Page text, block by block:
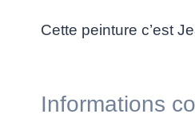
Cette peinture c’est
Informations